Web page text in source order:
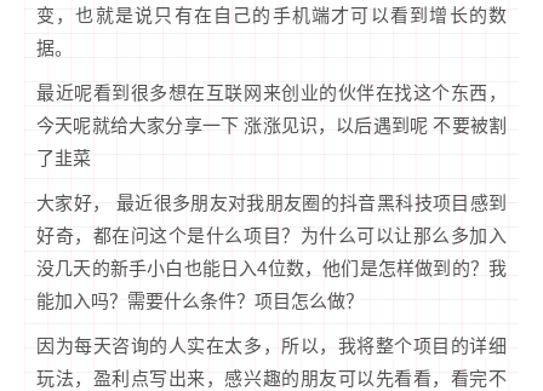
变，也就是说只有在自己的手机端才可以看到增长的数
据。
最近呢看到很多想在互联网来创业的伙伴在找这个东西，
今天呢就给大家分享一下 涨涨见识，以后遇到呢 不要被割
了韭菜
大家好， 最近很多朋友对我朋友圈的抖音黑科技项目感到
好奇，都在问这个是什么项目？为什么可以让那么多加入
没几天的新手小白也能日入4位数，他们是怎样做到的？我
能加入吗？需要什么条件？项目怎么做？
因为每天咨询的人实在太多，所以，我将整个项目的详细
玩法，盈利点写出来，感兴趣的朋友可以先看看，看完不